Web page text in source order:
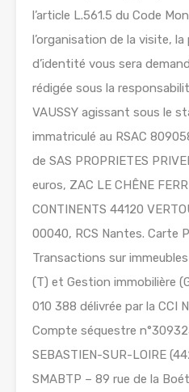
l’article L.561.5 du Code
l’organisation de la visite,
d’identité vous sera
rédigée sous la
VAUSSY agissant sous le
immatriculé au RSAC
de SAS PROPRIETES
euros, ZAC LE CHÊNE
CONTINENTS 44120
00040, RCS Nantes. Carte
Transactions sur
(T) et Gestion immobilière
010 388 délivrée par la CCI
Compte séquestre
SEBASTIEN-SUR-LOIRE
SMABTP – 89 rue de la